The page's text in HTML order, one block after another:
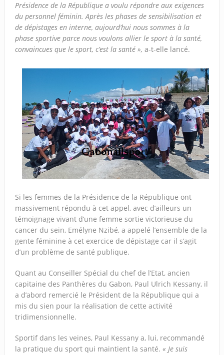
Présidence de la République a voulu répondre aux exigences
du personnel féminin. Après les phases de sensibilisation et
de dépistages en interne, aujourd’hui nous sommes à la
phase sportive parce nous voulons allier le sport à la santé,
convaincues que le sport, c’est la santé », a-t-elle lancé.
Si les femmes de la Présidence de la République ont
massivement répondu à cet appel, avec d’ailleurs un
témoignage vivant d’une femme sortie victorieuse du
cancer du sein, Emélyne Nzibé, a appelé l’ensemble de la
gente féminine à cet exercice de dépistage car il s’agit
d’un problème de santé publique.
Quant au Conseiller Spécial du chef de l’Etat, ancien
capitaine des Panthères du Gabon, Paul Ulrich Kessany, il
a d’abord remercié le Président de la République qui a
mis du sien pour la réalisation de cette activité
tridimensionnelle.
Sportif dans les veines, Paul Kessany a, lui, recommandé
la pratique du sport qui maintient la santé. « Je suis